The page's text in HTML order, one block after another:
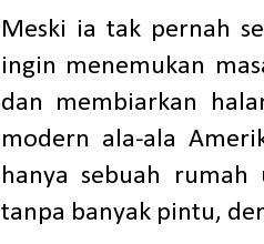
Meski ia tak pernah
ingin menemukan
dan membiarkan
modern ala-ala
hanya sebuah
tanpa banyak pintu,